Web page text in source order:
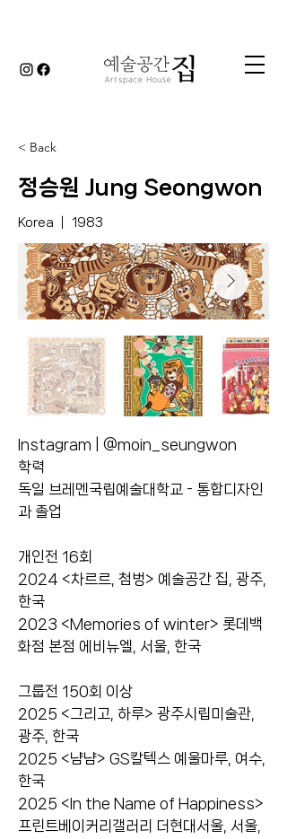
< Back
정승원 Jung Seongwon
Korea ｜ 1983
Instagram | @moin_seungwon
학력
독일 브레멘국립예술대학교 - 통합디자인
과 졸업
개인전 16회
2024 <차르르, 첨벙> 예술공간 집, 광주,
한국
2023 <Memories of winter> 롯데백
화점 본점 에비뉴엘, 서울, 한국
그룹전 150회 이상
2025 <그리고, 하루> 광주시립미술관,
광주, 한국
2025 <냠냠> GS칼텍스 예울마루, 여수,
한국
2025 <In the Name of Happiness>
프린트베이커리갤러리 더현대서울, 서울,